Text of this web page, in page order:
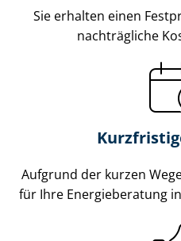
Sie erhalten einen
nachträgliche
Aufgrund der kurzen
für Ihre Energieberatung